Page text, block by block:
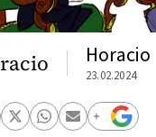
Horacio
23.02.2024